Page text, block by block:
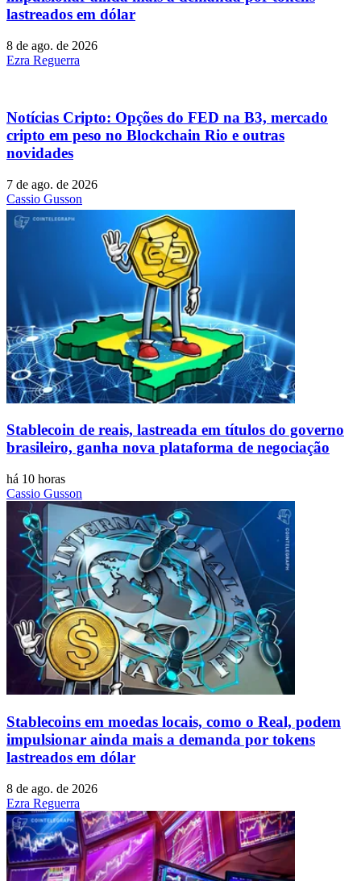
lastreados em dólar
8 de ago. de 2026
Ezra Reguerra
Notícias Cripto: Opções do FED na B3, mercado
cripto em peso no Blockchain Rio e outras
novidades
7 de ago. de 2026
Cassio Gusson
Stablecoin de reais, lastreada em títulos do governo
brasileiro, ganha nova plataforma de negociação
há 10 horas
Cassio Gusson
Stablecoins ​​em moedas locais, como o Real, podem
impulsionar ainda mais a demanda por tokens
lastreados em dólar
8 de ago. de 2026
Ezra Reguerra